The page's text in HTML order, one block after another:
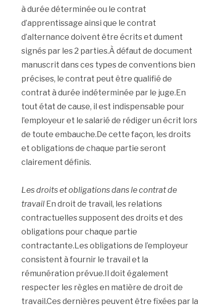
à durée déterminée ou le contrat
d’apprentissage ainsi que le contrat
d’alternance doivent être écrits et dument
signés par les 2 parties.À défaut de document
manuscrit dans ces types de conventions bien
précises, le contrat peut être qualifié de
contrat à durée indéterminée par le juge.En
tout état de cause, il est indispensable pour
l’employeur et le salarié de rédiger un écrit lors
de toute embauche.De cette façon, les droits
et obligations de chaque partie seront
clairement définis.
Les droits et obligations dans le contrat de
travail En droit de travail, les relations
contractuelles supposent des droits et des
obligations pour chaque partie
contractante.Les obligations de l’employeur
consistent à fournir le travail et la
rémunération prévue.Il doit également
respecter les règles en matière de droit de
travail.Ces dernières peuvent être fixées par la